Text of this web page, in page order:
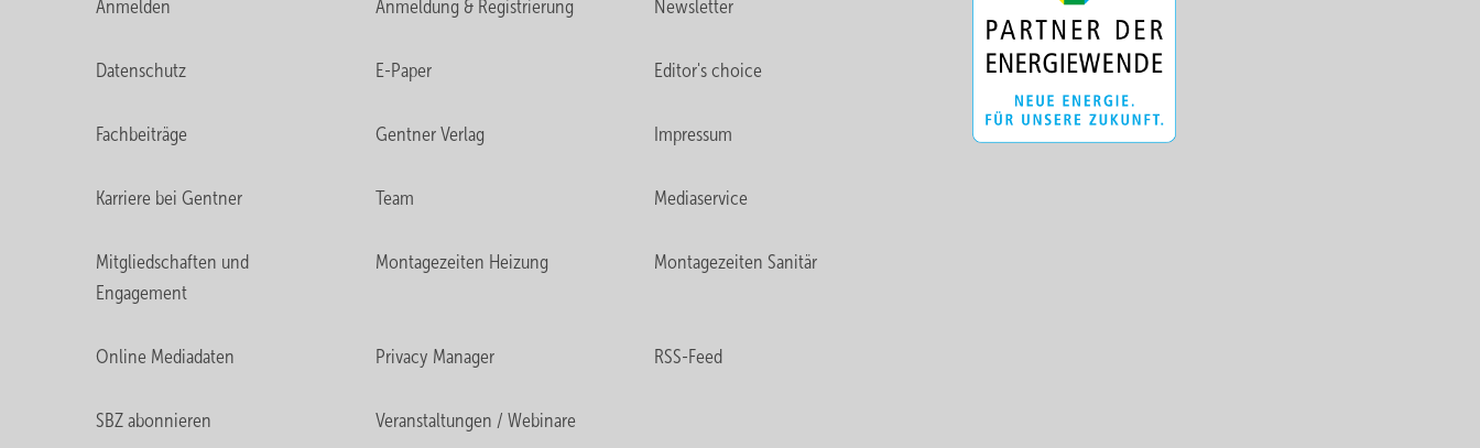
Anmelden Anmeldung & Registrierung Newsletter
Datenschutz E-Paper Editor's choice
Fachbeiträge Gentner Verlag Impressum
Karriere bei Gentner Team Mediaservice
Mitgliedschaften und
Engagement
Montagezeiten Heizung Montagezeiten Sanitär
Online Mediadaten Privacy Manager RSS-Feed
SBZ abonnieren Veranstaltungen / Webinare